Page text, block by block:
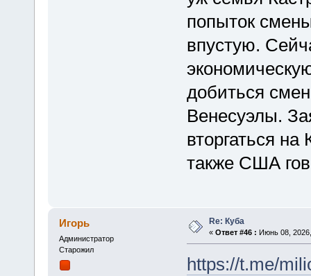
попыток
впустую.
добиться
Венесуэлы.
вторгаться
также США
Игорь
Администратор
Старожил
Re: Куба
« Ответ #46 : Июнь 08,
https://t.me/